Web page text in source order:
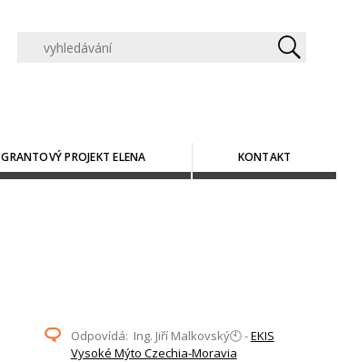
GRANTOVÝ PROJEKT ELENA KONTAKT
Odpovídá: Ing. Jiří Malkovský🕙 -EKIS
Vysoké Mýto Czechia-Moravia